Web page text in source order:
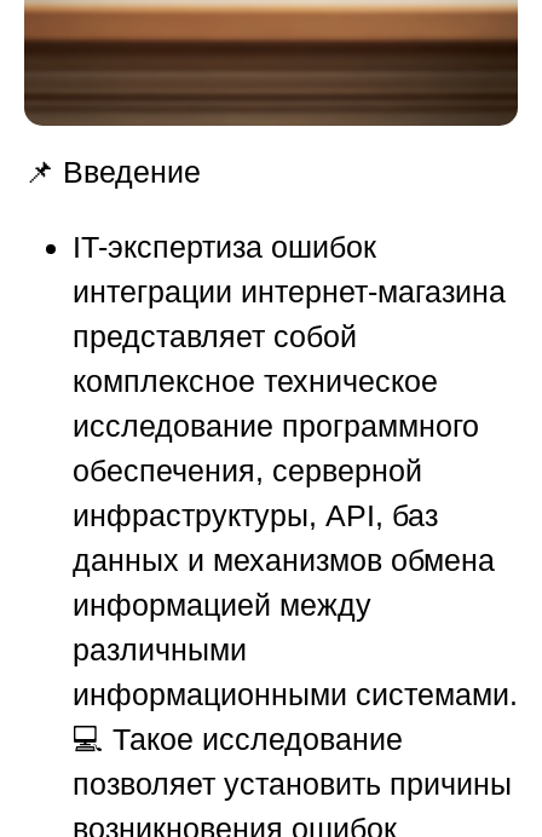
📌 Введение
IT-экспертиза ошибок
интеграции интернет-магазина
представляет собой
комплексное техническое
исследование программного
обеспечения, серверной
инфраструктуры, API, баз
данных и механизмов обмена
информацией между
различными
информационными системами.
💻 Такое исследование
позволяет установить причины
возникновения ошибок